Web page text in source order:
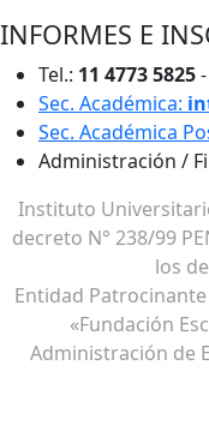
INFORMES E
Tel.: 11 4773 5825-
Sec. Académica:
Sec. Académica
Administración /
Instituto
decreto N° 238/99
los
Entidad
«Fundación
Administración de